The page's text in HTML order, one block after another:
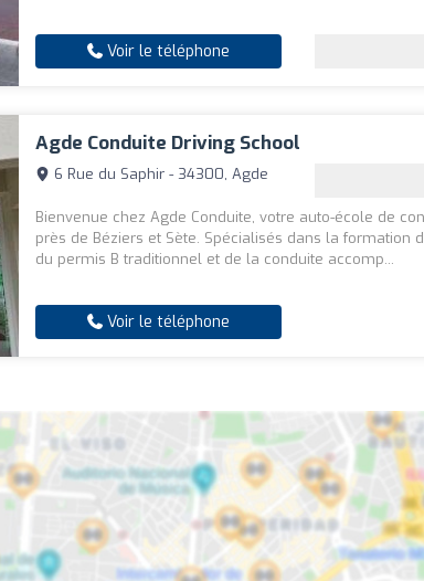
Voir le téléphone
Agde Conduite Driving School
6 Rue du Saphir - 34300, Agde
Bienvenue chez Agde Conduite, votre auto-école de
près de Béziers et Sète. Spécialisés dans la formation
du permis B traditionnel et de la conduite accomp...
Voir le téléphone